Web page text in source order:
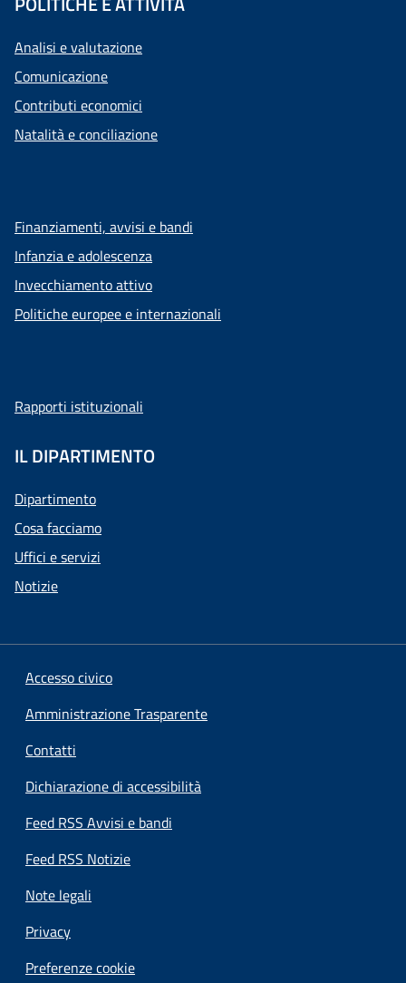
Analisi e valutazione
Comunicazione
Contributi economici
Natalità e conciliazione
Finanziamenti, avvisi e bandi
Infanzia e adolescenza
Invecchiamento attivo
Politiche europee e internazionali
Rapporti istituzionali
IL DIPARTIMENTO
Dipartimento
Cosa facciamo
Uffici e servizi
Notizie
Accesso civico
Amministrazione Trasparente
Contatti
Dichiarazione di accessibilità
Feed RSS Avvisi e bandi
Feed RSS Notizie
Note legali
Privacy
Preferenze cookie